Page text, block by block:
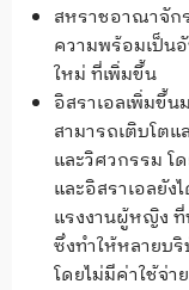
สหราชอาณาจัก
ความพร้อมเป็น
ใหม่ ที่เพิ่มขึ้น
อิสราเอลเพิ่มขึ้
สามารถเติบโตแ
และวิศวกรรม โ
และอิสราเอลยั
แรงงานผู้หญิง
ซึ่งทำให้หลายบ
โดยไม่มีค่าใช้จ่า